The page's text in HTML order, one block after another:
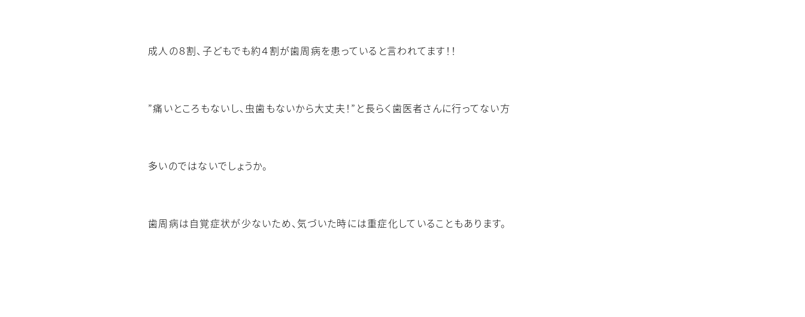
成人の８割、子どもでも約４割が歯周病を患っていると言われてます！！
”痛いところもないし、虫歯もないから大丈夫！”と長らく歯医者さんに行ってない方
多いのではないでしょうか。
歯周病は自覚症状が少ないため、気づいた時には重症化していることもあります。